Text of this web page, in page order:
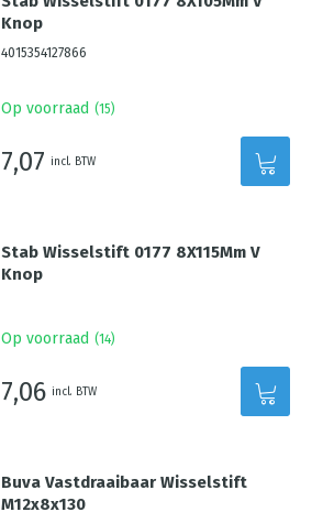
Knop
4015354127866
Op voorraad (15)
7,07 incl. BTW
Stab Wisselstift 0177 8X115Mm V
Knop
Op voorraad (14)
7,06 incl. BTW
Buva Vastdraaibaar Wisselstift
M12x8x130